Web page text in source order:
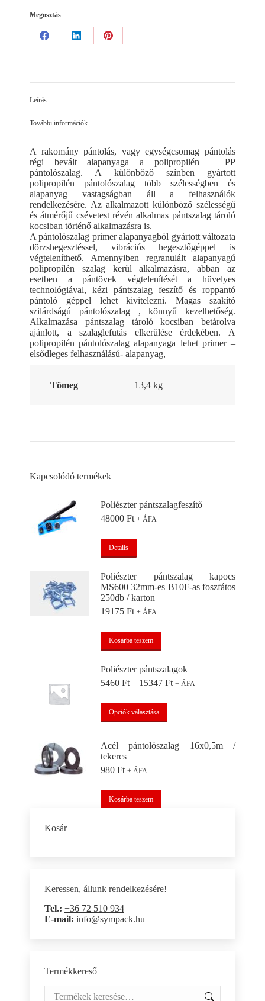
Megosztás
Share
Share
Share
Leírás
További információk
A rakomány pántolás, vagy egységcsomag pántolás
régi bevált alapanyaga a polipropilén – PP
pántolószalag. A különböző színben gyártott
polipropilén pántolószalag több szélességben és
alapanyag vastagságban áll a felhasználók
rendelkezésére. Az alkalmazott különböző szélességű
és átmérőjű csévetest révén alkalmas pántszalag tároló
kocsiban történő alkalmazásra is.
A pántolószalag primer alapanyagból gyártott változata
dörzshegesztéssel, vibrációs hegesztőgéppel is
végteleníthető. Amennyiben regranulált alapanyagú
polipropilén szalag kerül alkalmazásra, abban az
esetben a pántövek végtelenítését a hüvelyes
technológiával, kézi pántszalag feszítő és roppantó
pántoló géppel lehet kivitelezni. Magas szakító
szilárdságú pántolószalag , könnyű kezelhetőség.
Alkalmazása pántszalag tároló kocsiban betárolva
ajánlott, a szalaglefutás elkerülése érdekében. A
polipropilén pántolószalag alapanyaga lehet primer –
elsődleges felhasználású- alapanyag,
Tömeg 13,4 kg
Kapcsolódó termékek
Poliészter pántszalagfeszítő
48000 Ft + ÁFA
Details
Poliészter pántszalag kapocs
MS600 32mm-es B10F-as foszfátos
250db / karton
19175 Ft + ÁFA
Kosárba teszem
Poliészter pántszalagok
5460 Ft – 15347 FtÁrtartomány:
+ ÁFA
Opciók választása
variációja
Acél pántolószalag 16x0,5m /
tekercs
980 Ft + ÁFA
Kosárba teszem
Kosár
Keressen, állunk rendelkezésére!
Tel.: +36 72 510 934
E-mail: info@sympack.hu
Termékkereső